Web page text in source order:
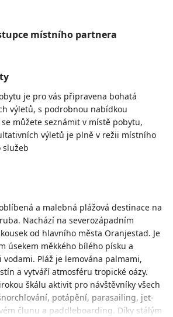
místního partnera
je pro vás připravena bohatá
výletů, s podrobnou nabídkou
můžete seznámit v místě pobytu,
výletů je plně v režii místního
služeb
a malebná plážová destinace na
Nachází na severozápadním
od hlavního města Oranjestad. Je
úsekem měkkého bílého písku a
Pláž je lemována palmami,
a vytváří atmosféru tropické oázy.
škálu aktivit pro návštěvníky všech
potápění, parasailing, jet-
člunu a paddleboarding. Díky stálým